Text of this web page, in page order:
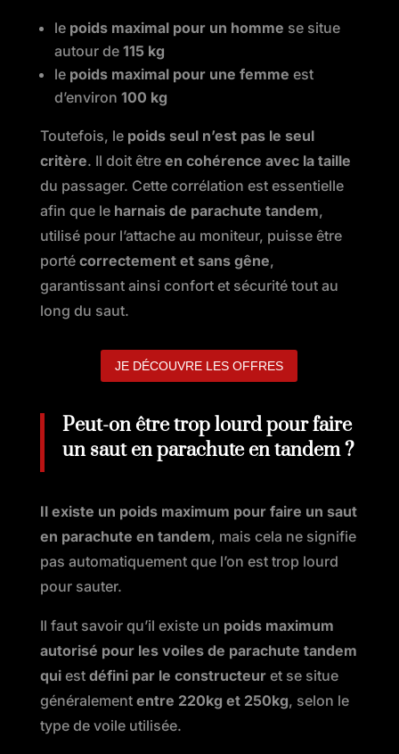
le poids maximal pour un homme se situe
autour de 115 kg
le poids maximal pour une femme est
d’environ 100 kg
Toutefois, le poids seul n’est pas le seul
critère. Il doit être en cohérence avec la taille
du passager. Cette corrélation est essentielle
afin que le harnais de parachute tandem,
utilisé pour l’attache au moniteur, puisse être
porté correctement et sans gêne,
garantissant ainsi confort et sécurité tout au
long du saut.
JE DÉCOUVRE LES OFFRES
Peut-on être trop lourd pour faire
un saut en parachute en tandem ?
Il existe un poids maximum pour faire un saut
en parachute en tandem, mais cela ne signifie
pas automatiquement que l’on est trop lourd
pour sauter.
Il faut savoir qu’il existe un poids maximum
autorisé pour les voiles de parachute tandem
qui est défini par le constructeuret se situe
généralement entre 220kg et 250kg, selon le
type de voile utilisée.